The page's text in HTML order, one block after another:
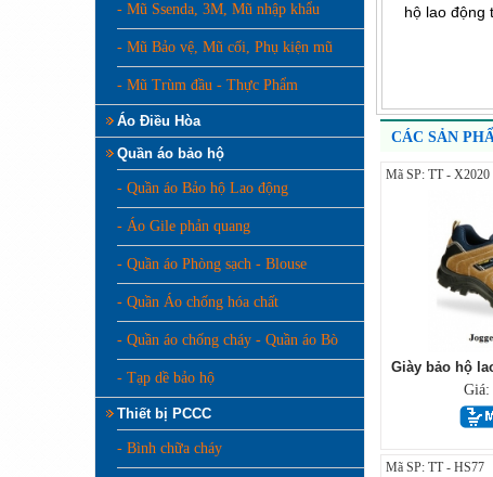
- Mũ Ssenda, 3M, Mũ nhập khẩu
- Mũ Bảo vệ, Mũ cối, Phụ kiện mũ
- Mũ Trùm đầu - Thực Phẩm
Áo Điều Hòa
Quần áo bảo hộ
- Quần áo Bảo hộ Lao động
- Áo Gile phản quang
- Quần áo Phòng sạch - Blouse
- Quần Áo chống hóa chất
- Quần áo chống cháy - Quần áo Bò
- Tạp dề bảo hộ
Thiết bị PCCC
- Bình chữa cháy
hộ lao động
CÁC SẢN
Mã SP: TT - X2020
Giày bảo hộ
Giá:
Mã SP: TT - HS77